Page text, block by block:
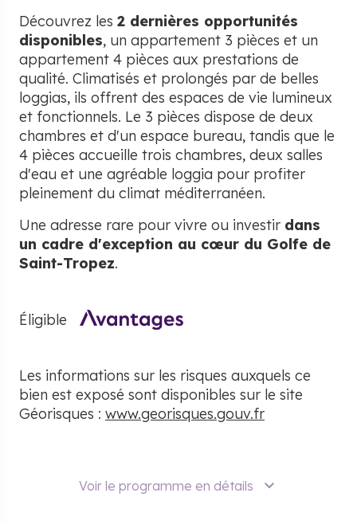
Découvrez les 2 dernières opportunités
disponibles, un appartement 3 pièces et un
appartement 4 pièces aux prestations de
qualité. Climatisés et prolongés par de belles
loggias, ils offrent des espaces de vie lumineux
et fonctionnels. Le 3 pièces dispose de deux
chambres et d'un espace bureau, tandis que le
4 pièces accueille trois chambres, deux salles
d'eau et une agréable loggia pour profiter
pleinement du climat méditerranéen.
Une adresse rare pour vivre ou investir dans
un cadre d'exception au cœur du Golfe de
Saint-Tropez.
Éligible
Les informations sur les risques auxquels ce
bien est exposé sont disponibles sur le site
Géorisques : www.georisques.gouv.fr
Voir le programme en détails